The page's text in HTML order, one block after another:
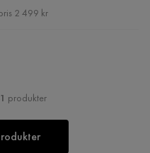
2 499 kr
produkter